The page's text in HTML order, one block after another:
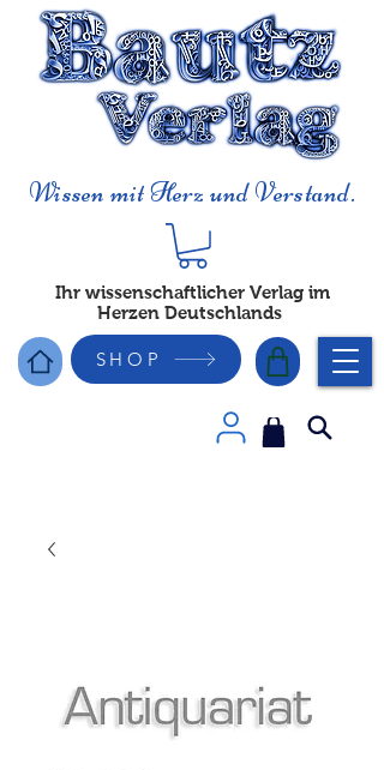
Wissen mit Herz und Verstand.
Ihr wissenschaftlicher Verlag im
Herzen Deutschlands
SHOP